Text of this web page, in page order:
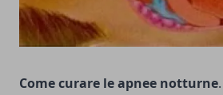
Come curare le apnee notturne